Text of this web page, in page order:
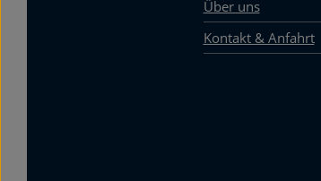
Über uns
Kontakt & Anfahrt